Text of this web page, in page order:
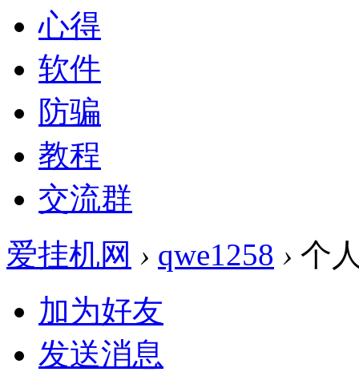
心得
软件
防骗
教程
交流群
爱挂机网 › qwe1258 › 个
加为好友
发送消息